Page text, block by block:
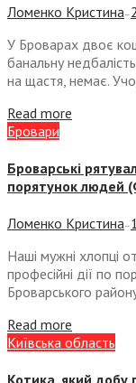
Ломенко Кристина —
У Броварах двоє
банальну
на щастя, немає.
Read more
Бровари
Броварські
порятунок людей
Ломенко Кристина—
Наші мужні хлопці
професійні дії по
Броварського
Read more
Київська область